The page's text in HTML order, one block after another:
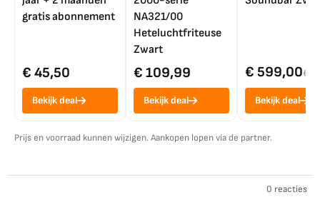
gratis abonnement
€ 45,50
Bekijk deal
NA321/00
Heteluchtfriteuse
Zwart
€ 109,99
Bekijk deal
€ 599,00€
Bekijk deal
Prijs en voorraad kunnen wijzigen. Aankopen lopen via de partner.
0 reacties